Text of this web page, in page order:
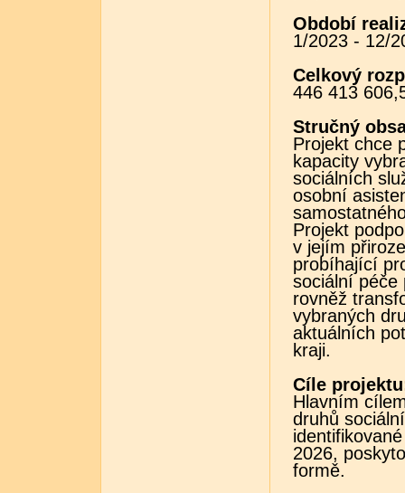
Období
1/2023 - 12/
Celkový
446 413
Stručný
Projekt chce
kapacity
sociálních
osobní
Projekt
v jejím
probíhající
sociální péče
rovněž
vybraných
aktuálních
kraji.
Cíle
Hlavním
druhů
2026,
formě.